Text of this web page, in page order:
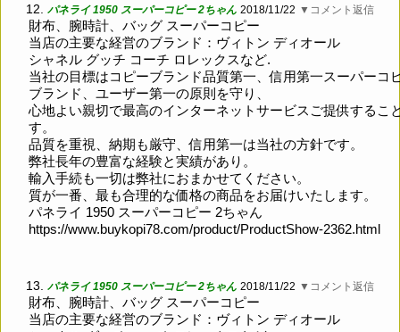
12. パネライ 1950 スーパーコピー 2ちゃん 2018/11/22 ▼コメント返信
財布、腕時計、バッグ スーパーコピー
当店の主要な経営のブランド：ヴィトン ディオール
シャネル グッチ コーチ ロレックスなど.
当社の目標はコピーブランド品質第一、信用第一スーパーコ
ブランド、ユーザー第一の原則を守り、
心地よい親切で最高のインターネットサービスご提供するこ
す。
品質を重視、納期も厳守、信用第一は当社の方針です。
弊社長年の豊富な経験と実績があり。
輸入手続も一切は弊社におまかせてください。
質が一番、最も合理的な価格の商品をお届けいたします。
パネライ 1950 スーパーコピー 2ちゃん
https://www.buykopi78.com/product/ProductShow-2362.html
13. パネライ 1950 スーパーコピー 2ちゃん 2018/11/22 ▼コメント返信
財布、腕時計、バッグ スーパーコピー
当店の主要な経営のブランド：ヴィトン ディオール